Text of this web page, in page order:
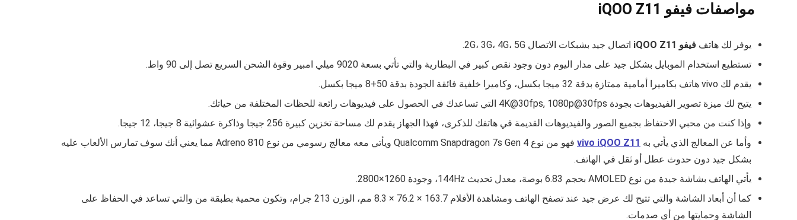
مواصفات فيفو iQOO Z11
يوفر لك هاتف فيفو iQOO Z11
اتصال جيد بشبكات الاتصال 2G، 3G، 4G، 5G.
تستطيع استخدام الموبايل بشكل جيد على مدار اليوم دون وجود نقص كبير في البطارية والتي تأتي بسعة 9020 ميلي امبير وقوة الشحن السريع تصل إلى 90 واط.
يقدم لك vivo هاتف بكاميرا أمامية ممتازة بدقة 32 ميجا بكسل، وكاميرا خلفية فائقة الجودة بدقة 50+8 ميجا بكسل.
يتيح لك ميزة تصوير الفيديوهات بجودة 4K@30fps, 1080p@30fps التي تساعدك في الحصول على فيديوهات رائعة للحظات المختلفة من حياتك.
وإذا كنت من محبي الاحتفاظ بجميع الصور والفيديوهات القديمة في هاتفك للذكرى، فهذا الجهاز يقدم لك مساحة تخزين كبيرة 256 جيجا وذاكرة عشوائية 8 جيجا، 12 جيجا.
وأما عن المعالج الذي يأتي به vivo iQOO Z11
فهو من نوع Qualcomm Snapdragon 7s Gen 4 ويأتي معه معالج رسومي من نوع Adreno 810 مما يعني أنك سوف تمارس الألعاب عليه
بشكل جيد دون حدوث عطل أو ثقل في الهاتف.
يأتي الهاتف بشاشة جيدة من نوع AMOLED بحجم 6.83 بوصة، معدل تحديث 144Hz، وجودة 1260×2800.
كما أن أبعاد الشاشة والتي تتيح لك عرض جيد عند تصفح الهاتف ومشاهدة الأفلام 163.7 × 76.2 × 8.3 مم، الوزن 213 جرام، وتكون محمية بطبقة من والتي تساعد في الحفاظ على
الشاشة وحمايتها من أي صدمات.